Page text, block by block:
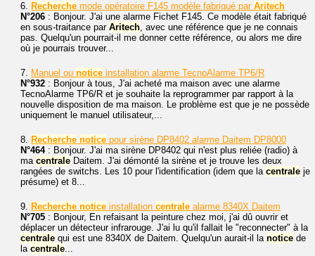
6. Recherche mode opératoire F145 modèle fabriqué par Aritech
N°206 : Bonjour. J'ai une alarme Fichet F145. Ce modèle était fabriqué
en sous-traitance par Aritech, avec une référence que je ne connais
pas. Quelqu'un pourrait-il me donner cette référence, ou alors me dire
où je pourrais trouver...
7. Manuel ou notice installation alarme TecnoAlarme TP6/R
N°932 : Bonjour à tous, J'ai acheté ma maison avec une alarme
TecnoAlarme TP6/R et je souhaite la reprogrammer par rapport à la
nouvelle disposition de ma maison. Le problème est que je ne possède
uniquement le manuel utilisateur,...
8. Recherche notice pour sirène DP8402 alarme Daitem DP8000
N°464: Bonjour. J'ai ma sirène DP8402 qui n'est plus reliée (radio) à
ma centrale Daitem. J'ai démonté la sirène et je trouve les deux
rangées de switchs. Les 10 pour l'identification (idem que la centrale je
présume) et 8...
9. Recherche notice installation centrale alarme 8340X Daitem
N°705 : Bonjour, En refaisant la peinture chez moi, j'ai dû ouvrir et
déplacer un détecteur infrarouge. J'ai lu qu'il fallait le "reconnecter" à la
centrale qui est une 8340X de Daitem. Quelqu'un aurait-il la notice de
la centrale...